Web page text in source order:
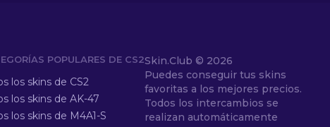
POPULARES DE CS2
los skins de CS2
los skins de AK-47
los skins de M4A1-S
Skin.Club © 2026
Puedes conseguir tus skins
favoritas a los mejores precios.
Todos los intercambios se
realizan automáticamente